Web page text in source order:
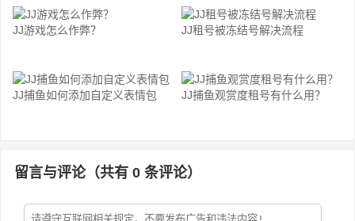
JJ游戏怎么作弊？ JJ租号被冻结号解决流程
JJ捕鱼如何添加自定义表情包 JJ捕鱼观赏度租号有什么用？
留言与评论（共有 0 条评论）